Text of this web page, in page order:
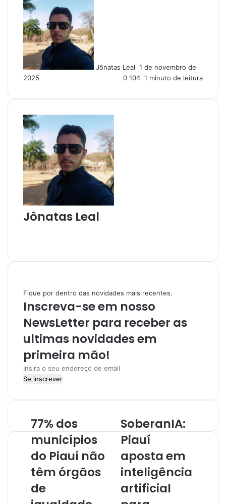
Jônatas Leal m
e
m
1 de novembro de
2025
0 104 1 minuto de leitura
Jônatas Leal
s
e
s
g
r
m
Fique por dentro das novidades mais recentes.
Inscreva-se em nosso
NewsLetter para receber as
ultimas novidades em
primeira mão!
I
n
i
o 77% dos
municípios
do Piauí não
têm órgãos
de
SoberanIA:
Piauí
aposta em
inteligência
artificial